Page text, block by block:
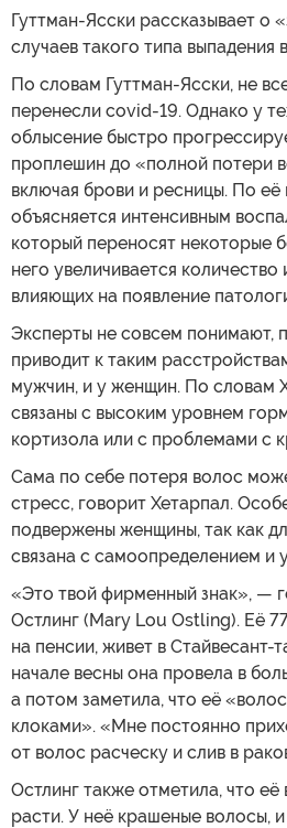
Гуттман-Ясски рассказывает о
случаев такого типа выпадения
По словам Гуттман-Ясски, не
перенесли covid-19. Однако у
облысение быстро
проплешин до «полной потери
включая брови и ресницы. По её
объясняется интенсивным
который переносят некоторые
него увеличивается
влияющих на появление
Эксперты не совсем понимают,
приводит к таким
мужчин, и у женщин. По словам
связаны с высоким уровнем
кортизола или с проблемами с
Сама по себе потеря волос
стресс, говорит Хетарпал.
подвержены женщины, так как
связана с самоопределением и
«Это твой фирменный знак», —
Остлинг (Mary Lou Ostling). Её
на пенсии, живет в Стайвесант-
начале весны она провела в
а потом заметила, что её
клоками». «Мне постоянно
от волос расческу и слив в
Остлинг также отметила, что
расти. У неё крашеные волосы,